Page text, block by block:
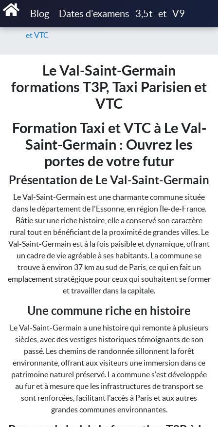
Blog Dates d'examens 3,5t et V9
Accueil
et VTC
Le Val-Saint-Germain
formations T3P, Taxi Parisien et
VTC
Formation Taxi et VTC à Le Val-
Saint-Germain : Ouvrez les
portes de votre futur
Présentation de Le Val-Saint-Germain
Le Val-Saint-Germain est une charmante commune située
dans le département de l'Essonne, en région Île-de-France.
Bâtie sur une riche histoire, elle a conservé son caractère
rural tout en bénéficiant de la proximité de grandes villes. Le
Val-Saint-Germain est à la fois paisible et dynamique, offrant
un cadre de vie agréable à ses habitants. La commune se
trouve à environ 37 km au sud de Paris, ce qui en fait un
emplacement stratégique pour ceux qui souhaitent se former
et travailler dans la capitale.
Une commune riche en histoire
Le Val-Saint-Germain a une histoire qui remonte à plusieurs
siècles, avec des vestiges historiques témoignants de son
passé. Les chemins de randonnée sillonnent la forêt
environnante, offrant aux visiteurs une immersion dans ce
patrimoine naturel préservé. La commune s'est développée
au fur et à mesure que les infrastructures de transport se
sont renforcées, facilitant l'accès à Paris et aux autres
grandes communes environnantes.